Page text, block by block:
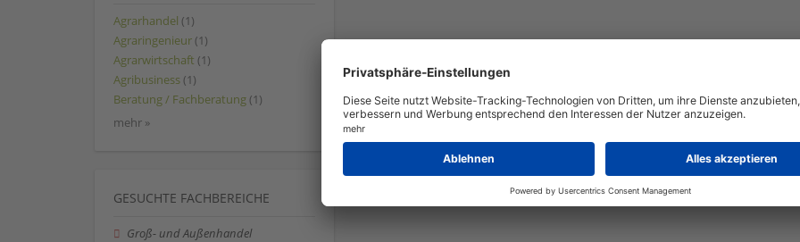
Agrarhandel (1)
Agraringenieur (1)
Agrarwirtschaft (1)
Agribusiness (1)
Beratung / Fachberatung (1)
mehr »
GESUCHTE FACHBEREICHE
Groß- und Außenhandel